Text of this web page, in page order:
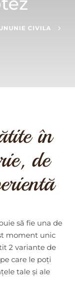
CIVILA
în
de
să fie una de
moment unic
2 variante de
care le poți
tale și ale